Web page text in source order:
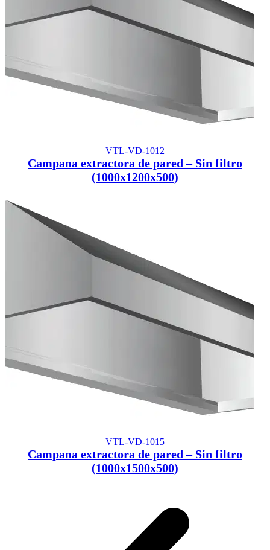
VTL-VD-1012
Campana extractora de pared – Sin filtro
(1000x1200x500)
VTL-VD-1015
Campana extractora de pared – Sin filtro
(1000x1500x500)